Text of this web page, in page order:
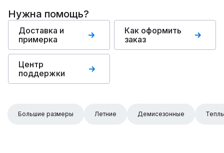
Нужна помощь?
Доставка и
примерка
Как оформить
заказ
Центр
поддержки
Большие размеры Летние Демисезонные